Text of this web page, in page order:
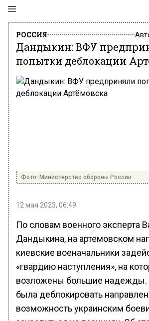
РОССИЯ
Дандыкин: ВФУ
попытки деблокации
Фото: Министерство обороны России
12 мая 2023, 06:49
По словам военного эксперта
Дандыкина, на артемовском
киевские военачальники
«гвардию наступления», на
возложены большие надежды.
была деблокировать
возможность украинским